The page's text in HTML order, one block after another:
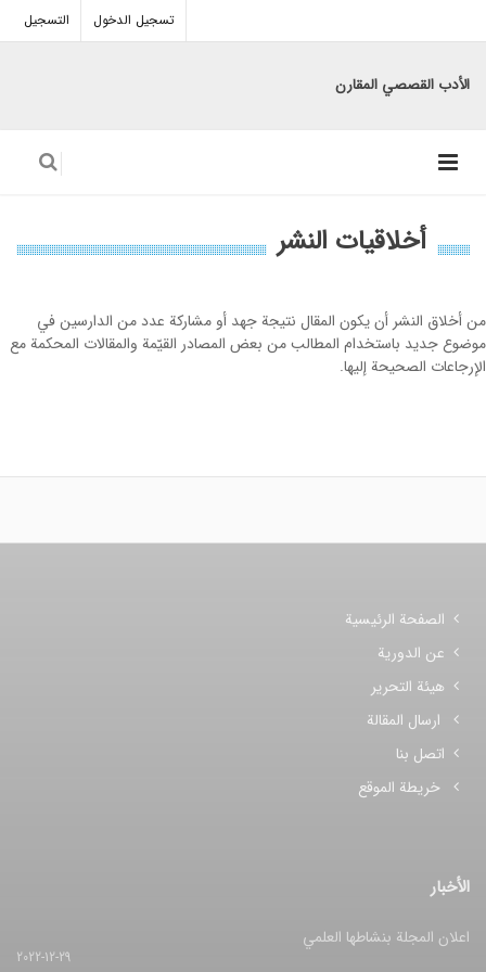
تسجيل الدخول التسجيل
الأدب القصصي المقارن
أخلاقيات النشر
من أخلاق النشر أن یکون المقال نتیجة جهد أو مشارکة عدد من الدارسین في
موضوع جدید باستخدام المطالب من بعض المصادر القیّمة والمقالات المحکمة مع
الإرجاعات الصحیحة إلیها.
الصفحة الرئيسية
عن الدورية
هيئة التحرير
ارسال المقالة
اتصل بنا
خريطة الموقع
الأخبار
اعلان المجلة بنشاطها العلمي
2022-12-29